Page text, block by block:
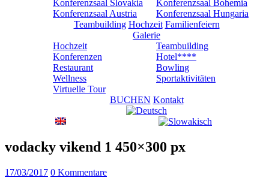
Konferenzsaal Slovakia
Konferenzsaal Bohemia
Konferenzsaal Austria
Konferenzsaal Hungaria
Teambuilding Hochzeit Familienfeiern
Galerie
Hochzeit
Teambuilding
Konferenzen
Hotel****
Restaurant
Bowling
Wellness
Sportaktivitäten
Virtuelle Tour
BUCHEN Kontakt
vodacky vikend 1 450×300 px
17/03/2017 0 Kommentare